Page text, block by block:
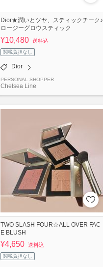
Dior★潤いとツヤ、スティックチーク♪
ロージーグロウスティック
¥10,480 送料込
関税負担なし
Dior
PERSONAL SHOPPER
Chelsea Line
TWO SLASH FOUR☆ALL OVER FAC
E BLUSH
¥4,650 送料込
関税負担なし